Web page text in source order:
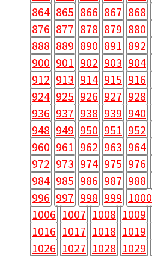
864 865 866 867 868
876 877 878 879 880
888 889 890 891 892
900 901 902 903 904
912 913 914 915 916
924 925 926 927 928
936 937 938 939 940
948 949 950 951 952
960 961 962 963 964
972 973 974 975 976
984 985 986 987 988
996 997 998 999 1000
1006 1007 1008 1009
1016 1017 1018 1019
1026 1027 1028 1029